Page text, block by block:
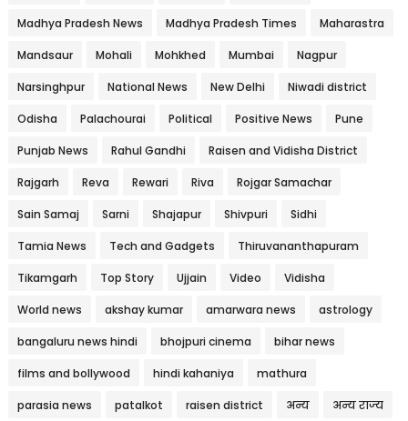
Madhya Pradesh News Madhya Pradesh Times Maharastra
Mandsaur Mohali Mohkhed Mumbai Nagpur
Narsinghpur National News New Delhi Niwadi district
Odisha Palachourai Political Positive News Pune
Punjab News Rahul Gandhi Raisen and Vidisha District
Rajgarh Reva Rewari Riva Rojgar Samachar
Sain Samaj Sarni Shajapur Shivpuri Sidhi
Tamia News Tech and Gadgets Thiruvananthapuram
Tikamgarh Top Story Ujjain Video Vidisha
World news akshay kumar amarwara news astrology
bangaluru news hindi bhojpuri cinema bihar news
films and bollywood hindi kahaniya mathura
parasia news patalkot raisen district अन्य अन्य राज्य